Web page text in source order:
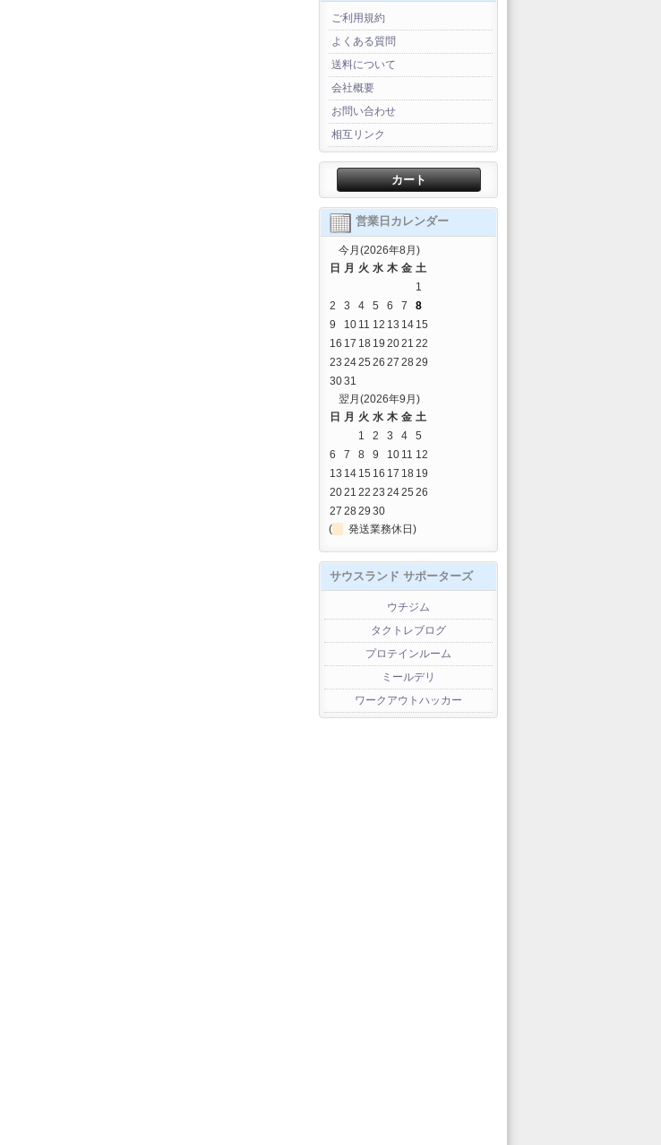
ご利用規約
よくある質問
送料について
会社概要
お問い合わせ
相互リンク
カート
営業日カレンダー
今月(2026年8月)
日 月 火 水 木 金 土
1
2
3 4 5 6 7
8
9
10 11 12 13 14 15
16 17 18 19 2021 22
23 2425 26 27 2829
3031
翌月(2026年9月)
日 月 火 水 木 金 土
1
2 3 4
5
6
7 8 9 10 11 12
13 14 15 16 17 18 19
2021 22 23 2425 26
27 2829 30
(
発送業務休日)
サウスランド サポーターズ
ウチジム
タクトレブログ
プロテインルーム
ミールデリ
ワークアウトハッカー